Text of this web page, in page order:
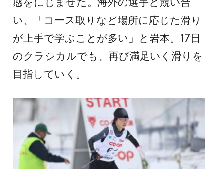
い、「コース取りなど場所に応じた滑り
が上手で学ぶことが多い」と岩本。17日
のクラシカルでも、再び満足いく滑りを
目指していく。